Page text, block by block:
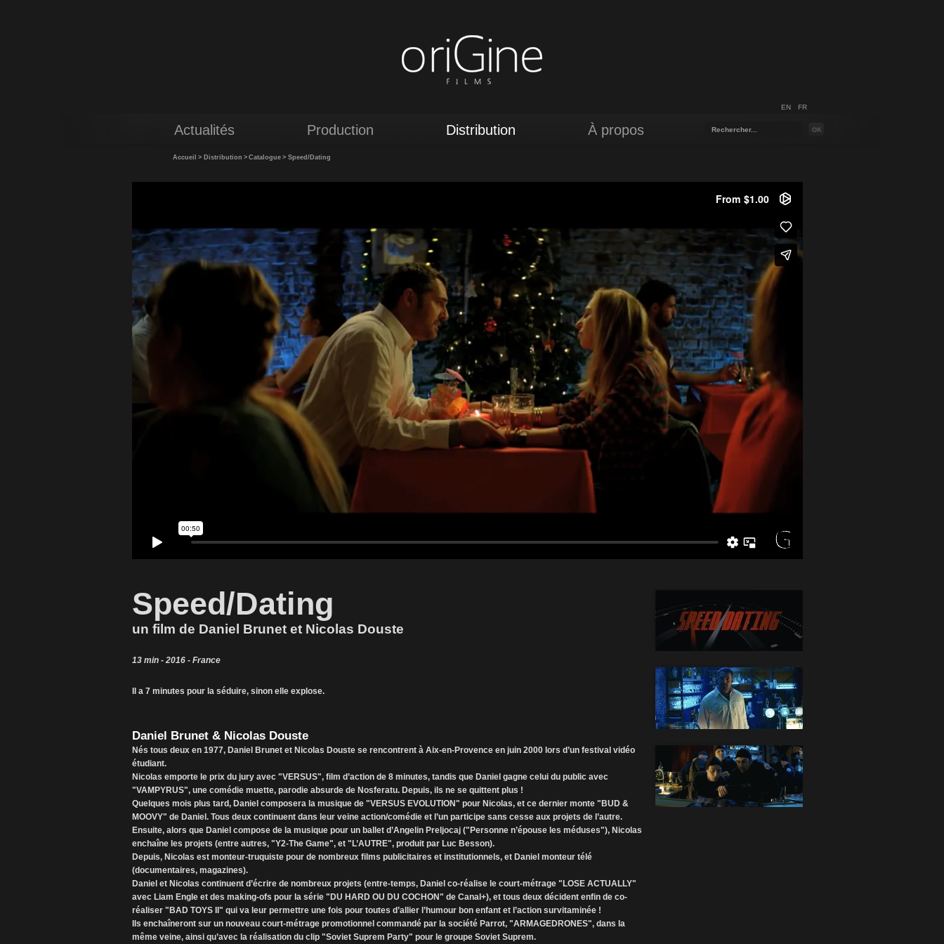
EN FR
Actualités Production Distribution À propos
Accueil > Distribution > Catalogue > Speed/Dating
Speed/Dating
un film de Daniel Brunet et Nicolas Douste
13 min - 2016 - France
Il a 7 minutes pour la séduire, sinon elle explose.
Daniel Brunet & Nicolas Douste
Nés tous deux en 1977, Daniel Brunet et Nicolas Douste se rencontrent à Aix-en-Provence en juin 2000 lors d’un festival vidéo
étudiant.
Nicolas emporte le prix du jury avec "VERSUS", film d’action de 8 minutes, tandis que Daniel gagne celui du public avec
"VAMPYRUS", une comédie muette, parodie absurde de Nosferatu. Depuis, ils ne se quittent plus !
Quelques mois plus tard, Daniel composera la musique de "VERSUS EVOLUTION" pour Nicolas, et ce dernier monte "BUD &
MOOVY" de Daniel. Tous deux continuent dans leur veine action/comédie et l’un participe sans cesse aux projets de l’autre.
Ensuite, alors que Daniel compose de la musique pour un ballet d’Angelin Preljocaj ("Personne n’épouse les méduses"), Nicolas
enchaîne les projets (entre autres, "Y2-The Game", et "L’AUTRE", produit par Luc Besson).
Depuis, Nicolas est monteur-truquiste pour de nombreux films publicitaires et institutionnels, et Daniel monteur télé
(documentaires, magazines).
Daniel et Nicolas continuent d’écrire de nombreux projets (entre-temps, Daniel co-réalise le court-métrage "LOSE ACTUALLY"
avec Liam Engle et des making-ofs pour la série "DU HARD OU DU COCHON" de Canal+), et tous deux décident enfin de co-
réaliser "BAD TOYS II" qui va leur permettre une fois pour toutes d’allier l’humour bon enfant et l’action survitaminée !
Ils enchaîneront sur un nouveau court-métrage promotionnel commandé par la société Parrot, "ARMAGEDRONES", dans la
même veine, ainsi qu’avec la réalisation du clip "Soviet Suprem Party" pour le groupe Soviet Suprem.